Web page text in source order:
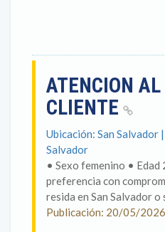
ATENCION AL
CLIENTE
Ubicación: San Salvador
Salvador
• Sexo femenino • Edad
preferencia con
resida en San Salvador o
Publicación: 20/05/